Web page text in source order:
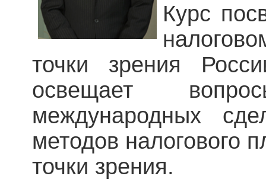
Курс
точки зрения
освещает
международных
методов налогового
точки зрения.